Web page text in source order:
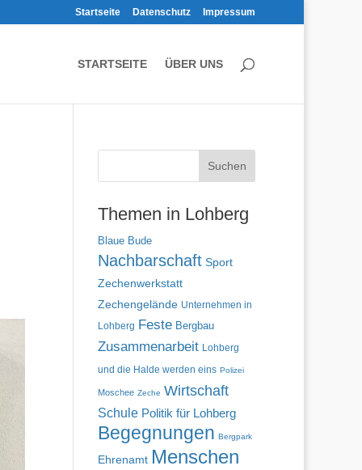
Startseite Datenschutz Impressum
STARTSEITE ÜBER UNS
Themen in Lohberg
Blaue Bude
Nachbarschaft Sport
Zechenwerkstatt
Zechengelände Unternehmen in
Lohberg Feste Bergbau
Zusammenarbeit Lohberg
und die Halde werden eins Polizei
Moschee Zeche Wirtschaft
Schule Politik für Lohberg
Begegnungen Bergpark
Ehrenamt Menschen